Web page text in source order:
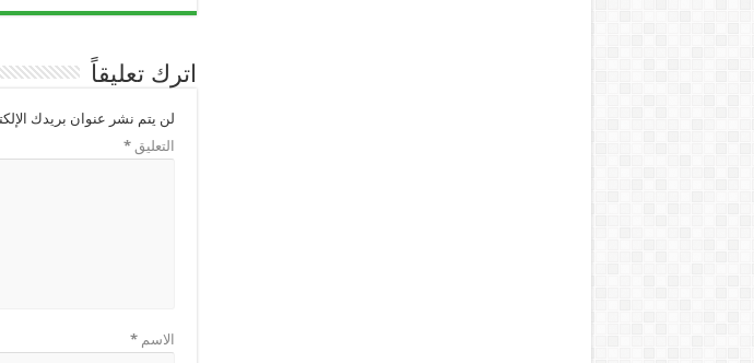
اترك تعليقاً
لن يتم نشر عنوان بريدك
التعليق*
الاسم*